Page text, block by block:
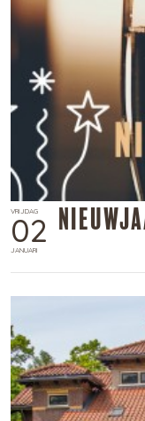
VRIJDAG
02
JANUARI